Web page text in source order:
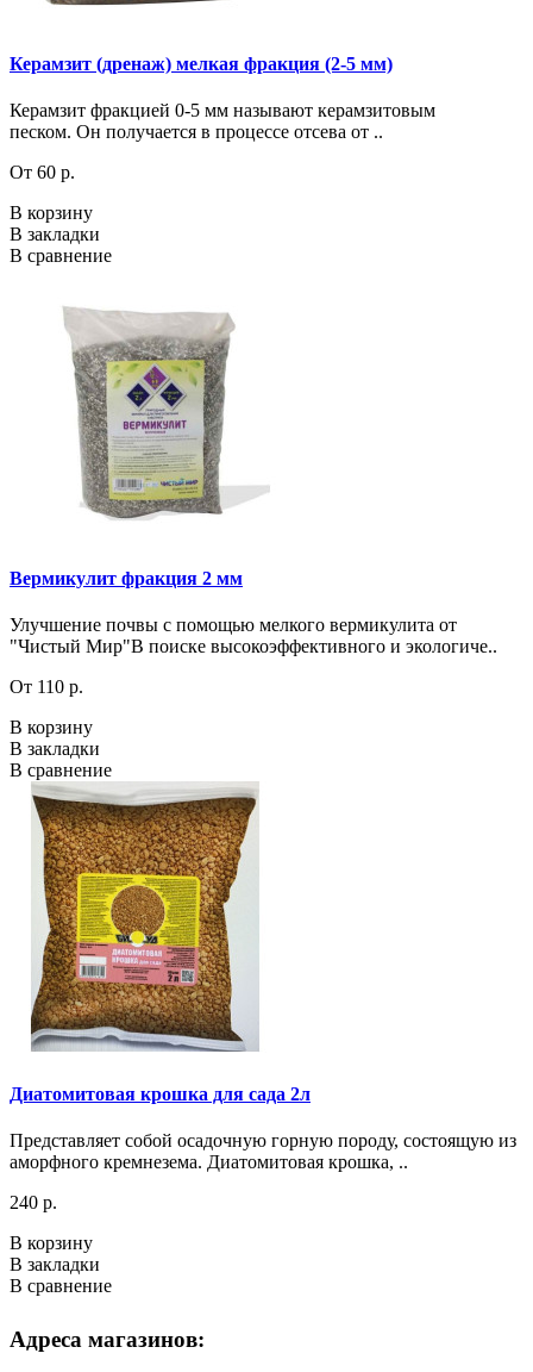
Керамзит (дренаж) мелкая фракция (2-5 мм)
Керамзит фракцией 0-5 мм называют керамзитовым
песком. Он получается в процессе отсева от ..
От 60 р.
В корзину
В закладки
В сравнение
Вермикулит фракция 2 мм
Улучшение почвы с помощью мелкого вермикулита от
"Чистый Мир"В поиске высокоэффективного и экологиче..
От 110 р.
В корзину
В закладки
В сравнение
Диатомитовая крошка для сада 2л
Представляет собой осадочную горную породу, состоящую из
аморфного кремнезема. Диатомитовая крошка, ..
240 р.
В корзину
В закладки
В сравнение
Адреса магазинов: